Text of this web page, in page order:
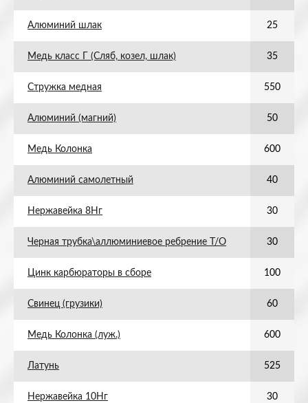
Алюминий шлак 25
Медь класс Г (Сляб, козел, шлак) 35
Стружка медная 550
Алюминий (магний) 50
Медь Колонка 600
Алюминий самолетный 40
Нержавейка 8Нг 30
Черная трубка\аллюминиевое ребрение Т/О 30
Цинк карбюраторы в сборе 100
Свинец (грузики) 60
Медь Колонка (луж.) 600
Латунь 525
Нержавейка 10Нг 30